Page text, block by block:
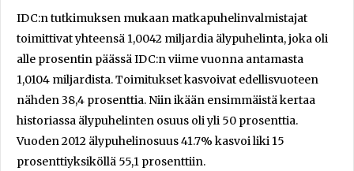
IDC:n tutkimuksen mukaan matkapuhelinvalmistajat
toimittivat yhteensä 1,0042 miljardia älypuhelinta, joka oli
alle prosentin päässä IDC:n viime vuonna antamasta
1,0104 miljardista. Toimitukset kasvoivat edellisvuoteen
nähden 38,4 prosenttia. Niin ikään ensimmäistä kertaa
historiassa älypuhelinten osuus oli yli 50 prosenttia.
Vuoden 2012 älypuhelinosuus 41.7% kasvoi liki 15
prosenttiyksiköllä 55,1 prosenttiin.